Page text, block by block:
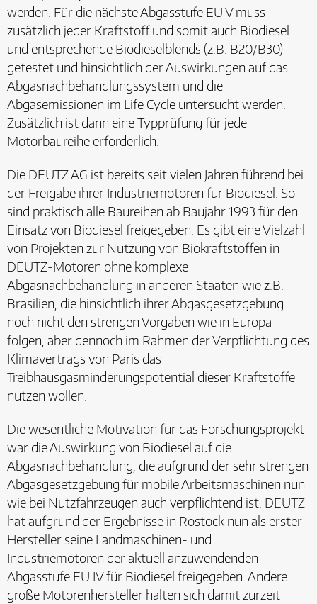
werden. Für die nächste Abgasstufe EU V muss
zusätzlich jeder Kraftstoff und somit auch Biodiesel
und entsprechende Biodieselblends (z.B. B20/B30)
getestet und hinsichtlich der Auswirkungen auf das
Abgasnachbehandlungssystem und die
Abgasemissionen im Life Cycle untersucht werden.
Zusätzlich ist dann eine Typprüfung für jede
Motorbaureihe erforderlich.
Die DEUTZ AG ist bereits seit vielen Jahren führend bei
der Freigabe ihrer Industriemotoren für Biodiesel. So
sind praktisch alle Baureihen ab Baujahr 1993 für den
Einsatz von Biodiesel freigegeben. Es gibt eine Vielzahl
von Projekten zur Nutzung von Biokraftstoffen in
DEUTZ-Motoren ohne komplexe
Abgasnachbehandlung in anderen Staaten wie z.B.
Brasilien, die hinsichtlich ihrer Abgasgesetzgebung
noch nicht den strengen Vorgaben wie in Europa
folgen, aber dennoch im Rahmen der Verpflichtung des
Klimavertrags von Paris das
Treibhausgasminderungspotential dieser Kraftstoffe
nutzen wollen.
Die wesentliche Motivation für das Forschungsprojekt
war die Auswirkung von Biodiesel auf die
Abgasnachbehandlung, die aufgrund der sehr strengen
Abgasgesetzgebung für mobile Arbeitsmaschinen nun
wie bei Nutzfahrzeugen auch verpflichtend ist. DEUTZ
hat aufgrund der Ergebnisse in Rostock nun als erster
Hersteller seine Landmaschinen- und
Industriemotoren der aktuell anzuwendenden
Abgasstufe EU IV für Biodiesel freigegeben. Andere
große Motorenhersteller halten sich damit zurzeit